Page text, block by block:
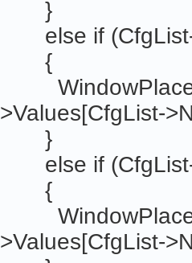
}
else if
{
>Values[CfgList-
}
else if (CfgList-
{
>Values[CfgList-